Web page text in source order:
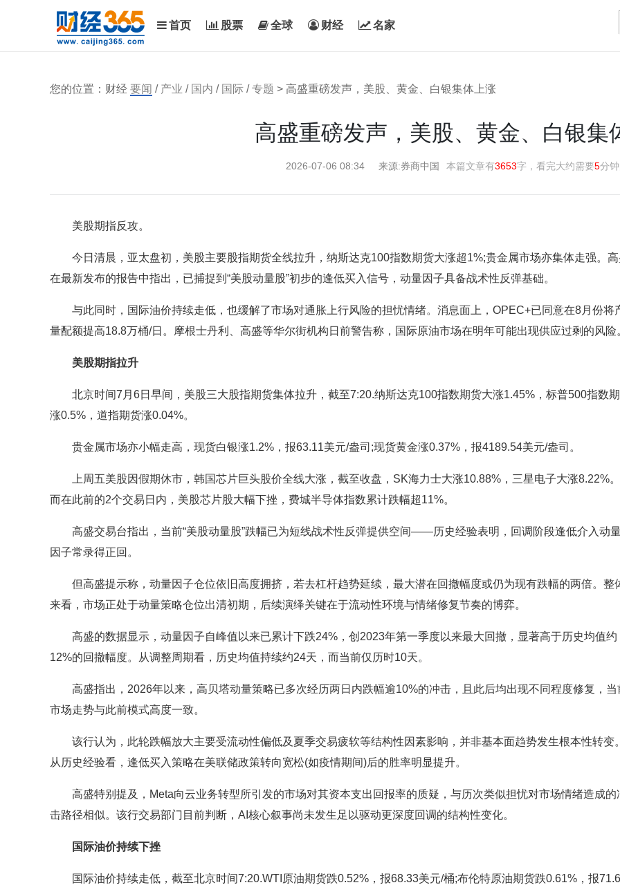
首页 股票 全球 财经 名家
您的位置：财经 要闻 / 产业 / 国内 / 国际 /专题 > 高盛重磅发声，美股、黄金、白银集体上涨
高盛重磅发声，美股、黄金、白银集
2026-07-06 08:34 来源:券商中国 本篇文章有3653字，看完大约需要5分
美股期指反攻。
今日清晨，亚太盘初，美股主要股指期货全线拉升，纳斯达克100指数期货大涨超1%;贵金属市场亦集体走强。
在最新发布的报告中指出，已捕捉到“美股动量股”初步的逢低买入信号，动量因子具备战术性反弹基础。
与此同时，国际油价持续走低，也缓解了市场对通胀上行风险的担忧情绪。消息面上，OPEC+已同意在8月份将
量配额提高18.8万桶/日。摩根士丹利、高盛等华尔街机构日前警告称，国际原油市场在明年可能出现供应过剩的风险
美股期指拉升
北京时间7月6日早间，美股三大股指期货集体拉升，截至7:20.纳斯达克100指数期货大涨1.45%，标普500指数
涨0.5%，道指期货涨0.04%。
贵金属市场亦小幅走高，现货白银涨1.2%，报63.11美元/盎司;现货黄金涨0.37%，报4189.54美元/盎司。
上周五美股因假期休市，韩国芯片巨头股价全线大涨，截至收盘，SK海力士大涨10.88%，三星电子大涨8.22%。
而在此前的2个交易日内，美股芯片股大幅下挫，费城半导体指数累计跌幅超11%。
高盛交易台指出，当前“美股动量股”跌幅已为短线战术性反弹提供空间——历史经验表明，回调阶段逢低介入动
因子常录得正回。
但高盛提示称，动量因子仓位依旧高度拥挤，若去杠杆趋势延续，最大潜在回撤幅度或仍为现有跌幅的两倍。整
来看，市场正处于动量策略仓位出清初期，后续演绎关键在于流动性环境与情绪修复节奏的博弈。
高盛的数据显示，动量因子自峰值以来已累计下跌24%，创2023年第一季度以来最大回撤，显著高于历史均值约
12%的回撤幅度。从调整周期看，历史均值持续约24天，而当前仅历时10天。
高盛指出，2026年以来，高贝塔动量策略已多次经历两日内跌幅逾10%的冲击，且此后均出现不同程度修复，当
市场走势与此前模式高度一致。
该行认为，此轮跌幅放大主要受流动性偏低及夏季交易疲软等结构性因素影响，并非基本面趋势发生根本性转变
从历史经验看，逢低买入策略在美联储政策转向宽松(如疫情期间)后的胜率明显提升。
高盛特别提及，Meta向云业务转型所引发的市场对其资本支出回报率的质疑，与历次类似担忧对市场情绪造成的
击路径相似。该行交易部门目前判断，AI核心叙事尚未发生足以驱动更深度回调的结构性变化。
国际油价持续下挫
国际油价持续走低，截至北京时间7:20.WTI原油期货跌0.52%，报68.33美元/桶;布伦特原油期货跌0.61%，报